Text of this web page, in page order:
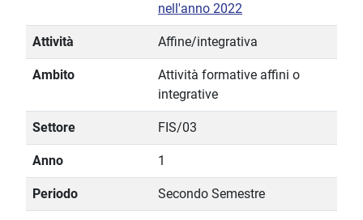
nell'anno 2022
Attività Affine/integrativa
Ambito
Attività formative affini o
integrative
Settore FIS/03
Anno 1
Periodo Secondo Semestre